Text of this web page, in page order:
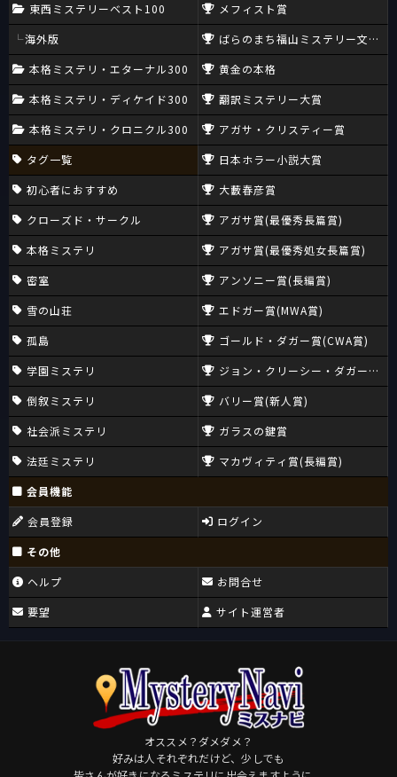
東西ミステリーベスト100
海外版
本格ミステリ・エターナル300
本格ミステリ・ディケイド300
本格ミステリ・クロニクル300
タグ一覧
初心者におすすめ
クローズド・サークル
本格ミステリ
密室
雪の山荘
孤島
学園ミステリ
倒叙ミステリ
社会派ミステリ
法廷ミステリ
メフィスト賞
ばらのまち福山ミステリー文学新
黄金の本格
翻訳ミステリー大賞
アガサ・クリスティー賞
日本ホラー小説大賞
大藪春彦賞
アガサ賞(最優秀長篇賞)
アガサ賞(最優秀処女長篇賞)
アンソニー賞(長編賞)
エドガー賞(MWA賞)
ゴールド・ダガー賞(CWA賞)
ジョン・クリーシー・ダガー賞
バリー賞(新人賞)
ガラスの鍵賞
マカヴィティ賞(長編賞)
会員機能
会員登録
ログイン
その他
ヘルプ
要望
お問合せ
サイト運営者
オススメ？ダメダメ？
好みは人それぞれだけど、少しでも